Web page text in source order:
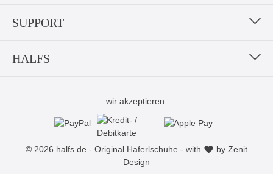
SUPPORT
HALFS
© 2026 halfs.de - Original Haferlschuhe - with by Zenit
Design
wir akzeptieren: